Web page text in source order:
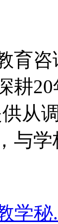
育
耕
从
与
学秘